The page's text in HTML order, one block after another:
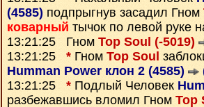
(4585) подпрыгнув засадил Гном
коварный тычок по левой руке
13:21:25 Гном Top Soul (-5019)
13:21:25 * Гном Top Soul
Humman Power клон 2 (4585)
13:21:25 * Подлый Человек
разбежавшись вломил Гном Top